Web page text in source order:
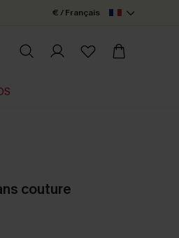
€ / Français
couture